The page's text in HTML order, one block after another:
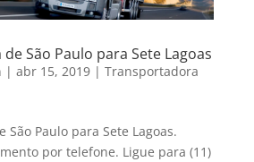
São Paulo para Sete Lagoas
| abr 15, 2019| Transportadora
Paulo para Sete Lagoas.
por telefone. Ligue para (11)